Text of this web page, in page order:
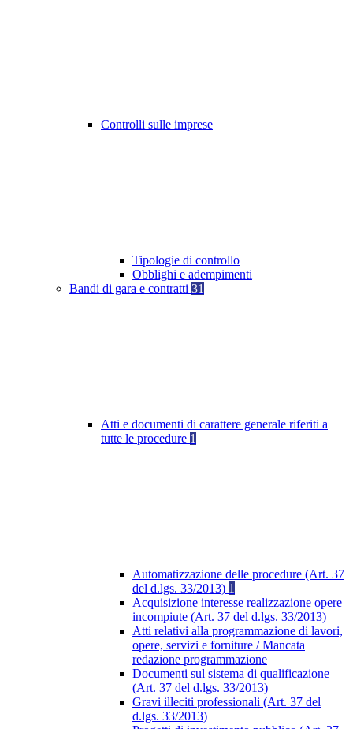
Controlli sulle imprese
Tipologie di controllo
Obblighi e adempimenti
Bandi di gara e contratti 31
Atti e documenti di carattere generale riferiti a
tutte le procedure 1
Automatizzazione delle procedure (Art. 37
del d.lgs. 33/2013) 1
Acquisizione interesse realizzazione opere
incompiute (Art. 37 del d.lgs. 33/2013)
Atti relativi alla programmazione di lavori,
opere, servizi e forniture / Mancata
redazione programmazione
Documenti sul sistema di qualificazione
(Art. 37 del d.lgs. 33/2013)
Gravi illeciti professionali (Art. 37 del
d.lgs. 33/2013)